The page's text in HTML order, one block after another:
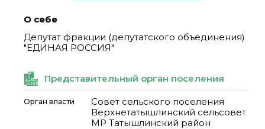
О себе
Депутат фракции (депутатского объединения)
"ЕДИНАЯ РОССИЯ"
Представительный орган поселения
Орган власти
Совет сельского поселения
Верхнетатышлинский сельсовет
МР Татышлинский район